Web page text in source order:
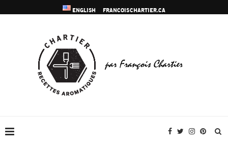
ENGLISH FRANCOISCHARTIER.CA